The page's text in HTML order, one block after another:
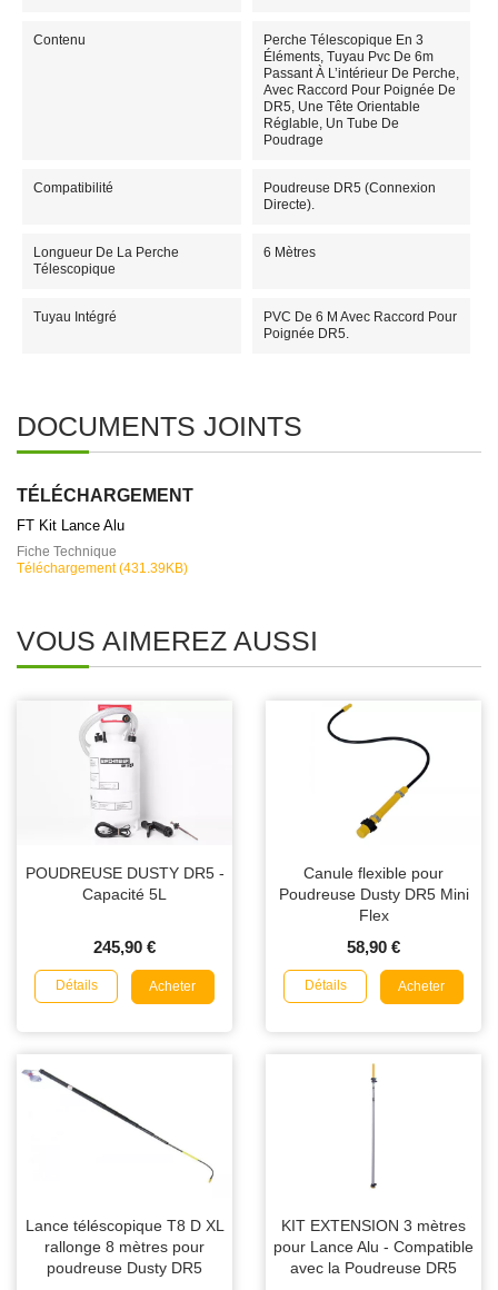
Contenu
Perche Télescopique En 3
Éléments, Tuyau Pvc De 6m
Passant À L’intérieur De Perche,
Avec Raccord Pour Poignée De
DR5, Une Tête Orientable
Réglable, Un Tube De
Poudrage
Compatibilité
Poudreuse DR5 (connexion
Directe).
Longueur De La Perche
Télescopique
6 Mètres
Tuyau Intégré
PVC De 6 M Avec Raccord Pour
Poignée DR5.
DOCUMENTS JOINTS
TÉLÉCHARGEMENT
FT Kit Lance Alu
Fiche Technique
Téléchargement (431.39KB)
VOUS AIMEREZ AUSSI
POUDREUSE DUSTY DR5 -
Capacité 5L
245,90 €
Détails Acheter
Canule flexible pour
Poudreuse Dusty DR5 Mini
Flex
58,90 €
Détails Acheter
Lance téléscopique T8 D XL
rallonge 8 mètres pour
poudreuse Dusty DR5
KIT EXTENSION 3 mètres
pour Lance Alu - Compatible
avec la Poudreuse DR5